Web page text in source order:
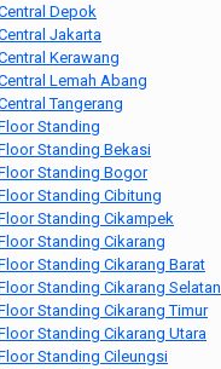
Depok
Jakarta
Kerawang
Lemah Abang
Tangerang
Standing
Standing Bekasi
Standing Bogor
Standing Cibitung
Standing Cikampek
Standing Cikarang
Standing Cikarang Barat
Standing Cikarang Selatan
Standing Cikarang Timur
Standing Cikarang Utara
Standing Cileungsi